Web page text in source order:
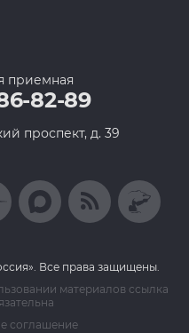
приемная
82-89
проспект, д. 39
Все права защищены.
материалов ссылка
соглашение